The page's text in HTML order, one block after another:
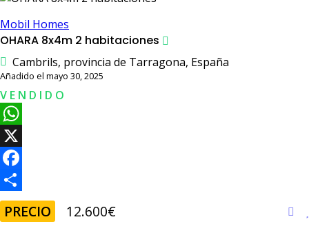
Mobil Homes
OHARA 8x4m 2 habitaciones
Cambrils, provincia de Tarragona, España
Añadido el mayo 30, 2025
V E N D I D O
W
h
a
t
s
X
F
a
c
C
o
PRECIO 12.600€